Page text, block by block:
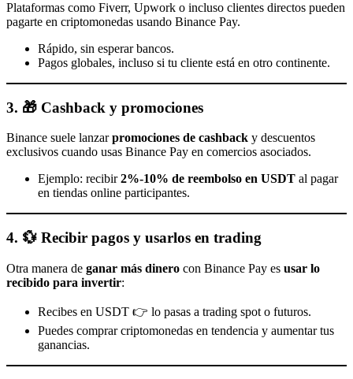
Plataformas como Fiverr, Upwork o incluso clientes directos pueden
pagarte en criptomonedas usando Binance Pay.
Rápido, sin esperar bancos.
Pagos globales, incluso si tu cliente está en otro continente.
3. 🎁 Cashback y promociones
Binance suele lanzarpromociones de cashback y descuentos
exclusivos cuando usas Binance Pay en comercios asociados.
Ejemplo: recibir2%-10% de reembolso en USDT al pagar
en tiendas online participantes.
4. 💱 Recibir pagos y usarlos en trading
Otra manera de ganar más dinero con Binance Pay es usar lo
recibido para invertir:
Recibes en USDT 👉 lo pasas a trading spot o futuros.
Puedes comprar criptomonedas en tendencia y aumentar tus
ganancias.